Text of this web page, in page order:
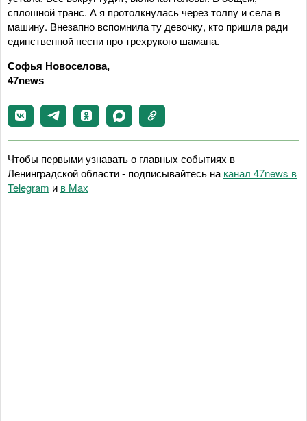
сплошной транс. А я протолкнулась через толпу и села в
машину. Внезапно вспомнила ту девочку, кто пришла ради
единственной песни про трехрукого шамана.
Софья Новоселова,
47news
Чтобы первыми узнавать о главных событиях в
Ленинградской области - подписывайтесь на канал 47news в
Telegram и в Maх